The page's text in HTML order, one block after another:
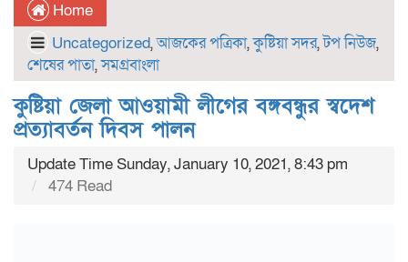
Home
Uncategorized,আজকের পত্রিকা,কুষ্টিয়া সদর,টপ নিউজ,
শেষের পাতা,সমগ্রবাংলা
কুষ্টিয়া জেলা আওয়ামী লীগের বঙ্গবন্ধুর স্বদেশ
প্রত্যাবর্তন দিবস পালন
Update Time Sunday, January 10, 2021, 8:43 pm
474 Read